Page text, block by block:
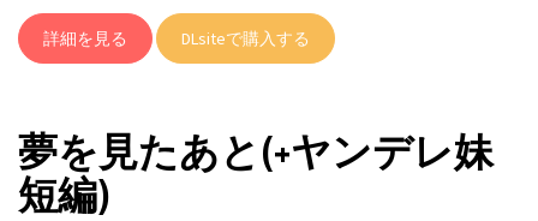
詳細を見る DLsiteで購入する
夢を見たあと(+ヤンデレ妹
短編)